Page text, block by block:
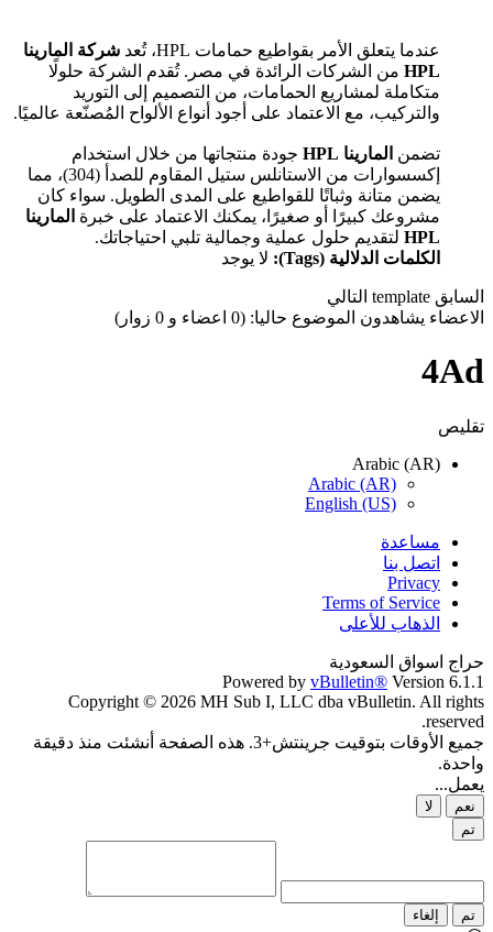
عندما يتعلق الأمر بقواطيع حمامات HPL، تُعد
شركة المارينا
HPL من الشركات الرائدة في مصر. تُقدم الشركة حلولًا
متكاملة لمشاريع الحمامات، من التصميم إلى التوريد
والتركيب، مع الاعتماد على أجود أنواع الألواح المُصنّعة عالميًا.
تضمن المارينا HPL
جودة منتجاتها من خلال استخدام
إكسسوارات من الاستانلس ستيل المقاوم للصدأ (304)، مما
يضمن متانة وثباتًا للقواطيع على المدى الطويل. سواء كان
مشروعك كبيرًا أو صغيرًا، يمكنك الاعتماد على خبرة المارينا
HPL لتقديم حلول عملية وجمالية تلبي احتياجاتك.
الكلمات الدلالية (Tags):
لا يوجد
السابق template التالي
الاعضاء يشاهدون الموضوع حاليا: (0 اعضاء و 0 زوار)
4Ad
تقليص
Arabic (AR)
Arabic (AR)
English (US)
مساعدة
اتصل بنا
Privacy
Terms of Service
الذهاب للأعلى
حراج اسواق السعودية
Powered by vBulletin® Version 6.1.1
Copyright © 2026 MH Sub I, LLC dba vBulletin. All rights
reserved.
جميع الأوقات بتوقيت جرينتش+3. هذه الصفحة أنشئت منذ دقيقة
واحدة.
يعمل...
نعم
لا
تم
تم إلغاء